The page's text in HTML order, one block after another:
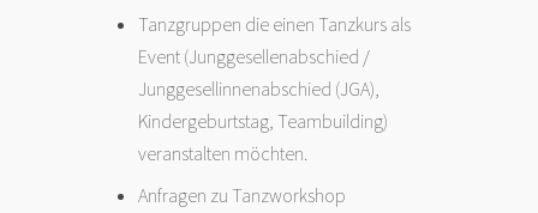
Tanzgruppen die einen Tanzkurs als
Event (Junggesellenabschied /
Junggesellinnenabschied (JGA),
Kindergeburtstag, Teambuilding)
veranstalten möchten.
Anfragen zu Tanzworkshop